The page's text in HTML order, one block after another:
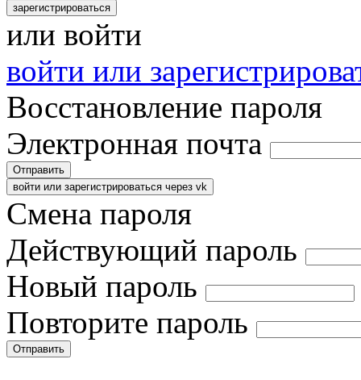
зарегистрироваться
или войти
войти или
Восстановление пароля
Электронная почта
Отправить
войти или зарегистрироваться через vk
Смена пароля
Действующий пароль
Новый пароль
Повторите пароль
Отправить